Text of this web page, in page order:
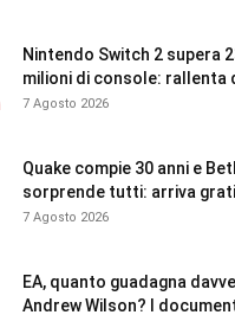
Nintendo Switch 2 supera
milioni di console: rallenta
7 Agosto 2026
Quake compie 30 anni e
sorprende tutti: arriva
7 Agosto 2026
EA, quanto guadagna
Andrew Wilson? I